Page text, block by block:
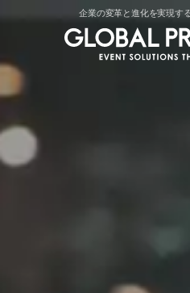
企業の変革と進化を実現す